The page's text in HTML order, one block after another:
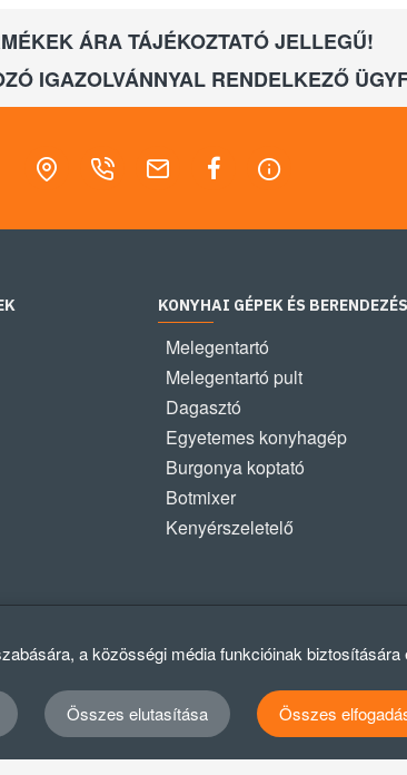
ÁRA TÁJÉKOZTATÓ JELLEGŰ!
IGAZOLVÁNNYAL RENDELKEZŐ
KONYHAI GÉPEK ÉS
Melegentartó
Melegentartó pult
Dagasztó
Egyetemes konyhagép
Burgonya koptató
Botmixer
Kenyérszeletelő
a közösségi média funkcióinak
Összes elutasítása Összes